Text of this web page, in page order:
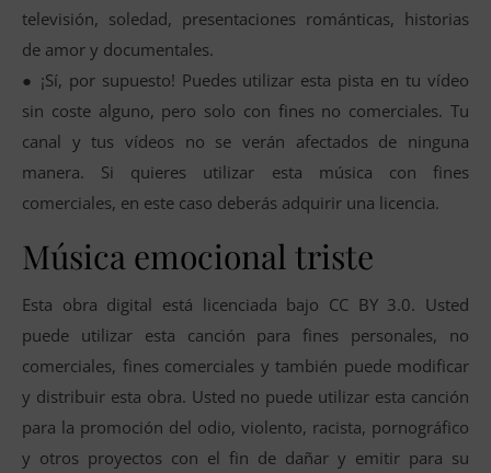
televisión, soledad, presentaciones románticas, historias
de amor y documentales.
● ¡Sí, por supuesto! Puedes utilizar esta pista en tu vídeo
sin coste alguno, pero solo con fines no comerciales. Tu
canal y tus vídeos no se verán afectados de ninguna
manera. Si quieres utilizar esta música con fines
comerciales, en este caso deberás adquirir una licencia.
Música emocional triste
Esta obra digital está licenciada bajo CC BY 3.0. Usted
puede utilizar esta canción para fines personales, no
comerciales, fines comerciales y también puede modificar
y distribuir esta obra. Usted no puede utilizar esta canción
para la promoción del odio, violento, racista, pornográfico
y otros proyectos con el fin de dañar y emitir para su